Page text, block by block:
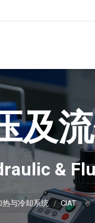
及
&
热与冷却系统 CIAT